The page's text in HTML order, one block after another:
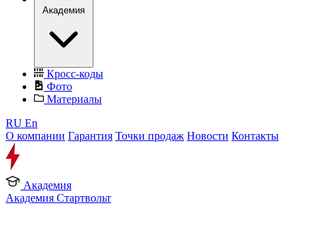
Академия
Кросс-коды
Фото
Материалы
RU En
О компании Гарантия Точки продаж Новости Контакты
Академия
Академия Стартвольт